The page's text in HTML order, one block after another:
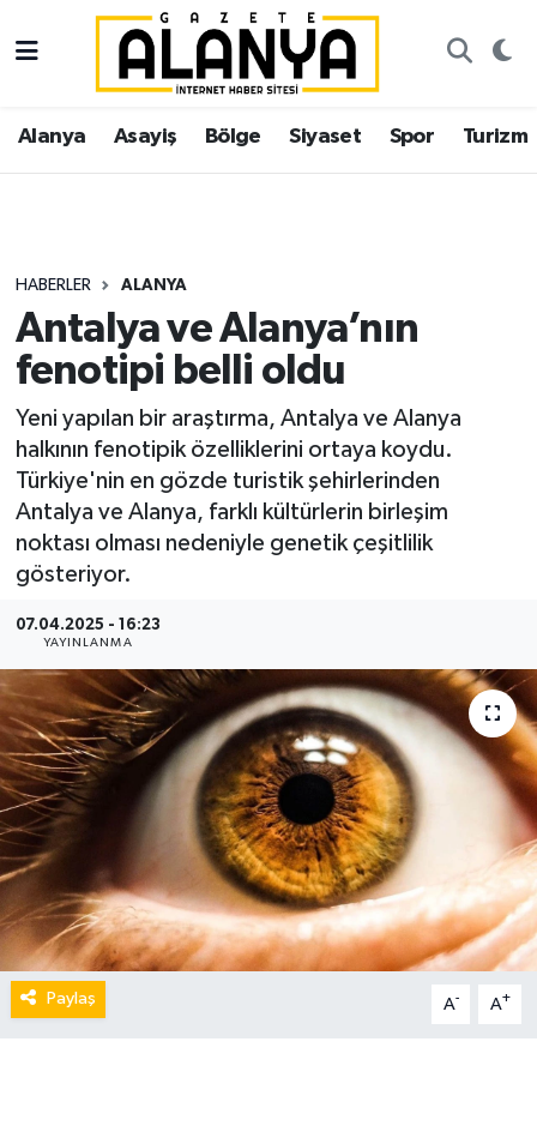
Alanya Asayiş Bölge Siyaset Spor Turizm
HABERLER ALANYA
Antalya ve Alanya’nın
fenotipi belli oldu
Yeni yapılan bir araştırma, Antalya ve Alanya
halkının fenotipik özelliklerini ortaya koydu.
Türkiye'nin en gözde turistik şehirlerinden
Antalya ve Alanya, farklı kültürlerin birleşim
noktası olması nedeniyle genetik çeşitlilik
gösteriyor.
07.04.2025 - 16:23
YAYINLANMA
Paylaş A- A+
Alanya
Asayiş
Siyaset
Spor
Turizm
Ekonomi
Gazipaşa
İstanbul Nöbetçi Eczaneler
İstanbul Hava Durumu
Süper Lig Puan Durumu ve Fikstür
Tüm Manşetler
Son Dakika Haberleri
Haber Arşivi